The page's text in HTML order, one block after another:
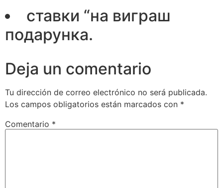
ставки “на виграш
подарунка.
Deja un comentario
Tu dirección de correo electrónico no será publicada.
Los campos obligatorios están marcados con *
Comentario *